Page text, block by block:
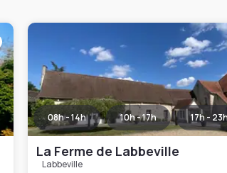
08h - 14h 10h - 17h 17h -
La Ferme de Labbeville
Labbeville